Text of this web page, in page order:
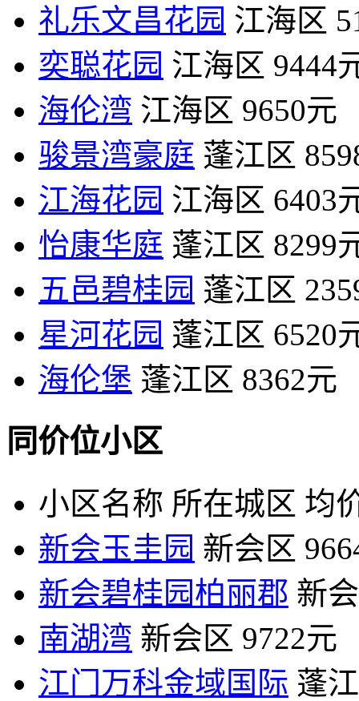
礼乐文昌花园 江海区
奕聪花园 江海区 9444
海伦湾 江海区 9650元
骏景湾豪庭 蓬江区
江海花园 江海区 6403
怡康华庭 蓬江区 8299
五邑碧桂园 蓬江区
星河花园 蓬江区 6520
海伦堡 蓬江区 8362元
同价位小区
小区名称 所在城区 均
新会玉圭园 新会区
新会碧桂园柏丽郡 新
南湖湾 新会区 9722元
江门万科金域国际 蓬